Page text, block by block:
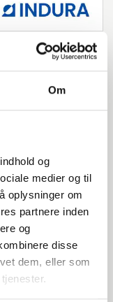
Om
og
medier og til
oplysninger om
partnere inden
og
disse
dem, eller som
rådgivning